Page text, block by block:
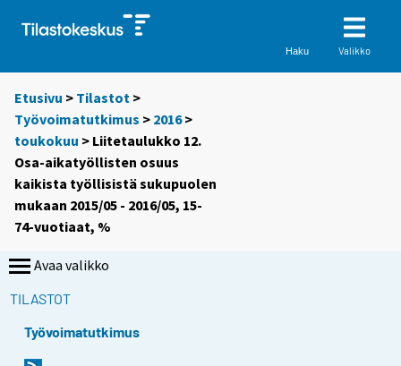
Haku Valikko
Etusivu > Tilastot >
Työvoimatutkimus > 2016>
toukokuu > Liitetaulukko 12.
Osa-aikatyöllisten osuus
kaikista työllisistä sukupuolen
mukaan 2015/05 - 2016/05, 15-
74-vuotiaat, %
Avaa valikko
TILASTOT
Työvoimatutkimus